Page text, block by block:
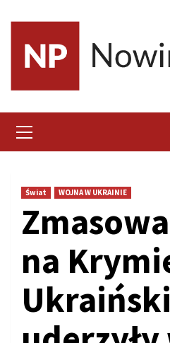
content
Menu
Świat WOJNA W UKRAINIE
na